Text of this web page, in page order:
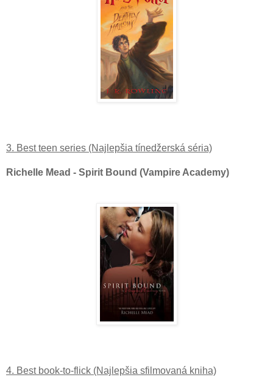
3. Best teen series (Najlepšia tínedžerská séria)
Richelle Mead - Spirit Bound (Vampire Academy)
4. Best book-to-flick (Najlepšia sfilmovaná kniha)